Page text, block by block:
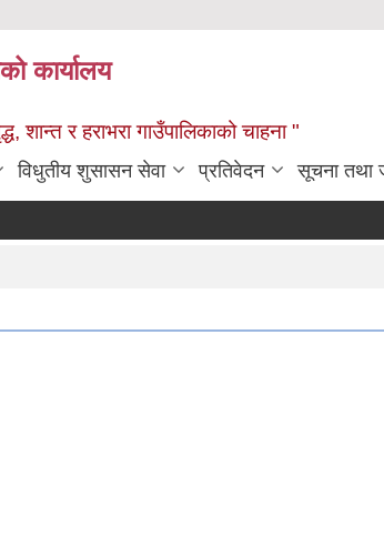
कार्यालय
शान्त र हराभरा गाउँपालिकाको चाहना "
विधुतीय शुसासन सेवा प्रतिवेदन सूचना तथा